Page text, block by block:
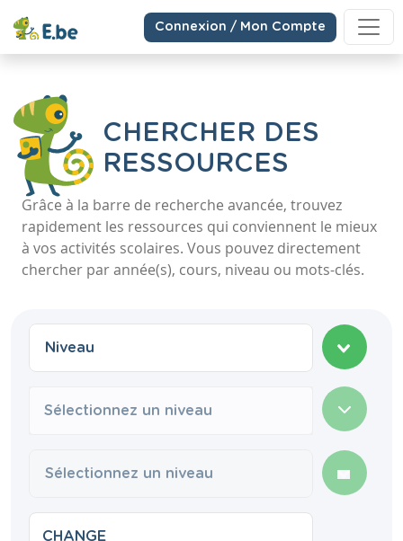
Connexion / Mon Compte
CHERCHER DES
RESSOURCES
Grâce à la barre de recherche avancée, trouvez
rapidement les ressources qui conviennent le mieux
à vos activités scolaires. Vous pouvez directement
chercher par année(s), cours, niveau ou mots-clés.
Sélectionnez un niveau